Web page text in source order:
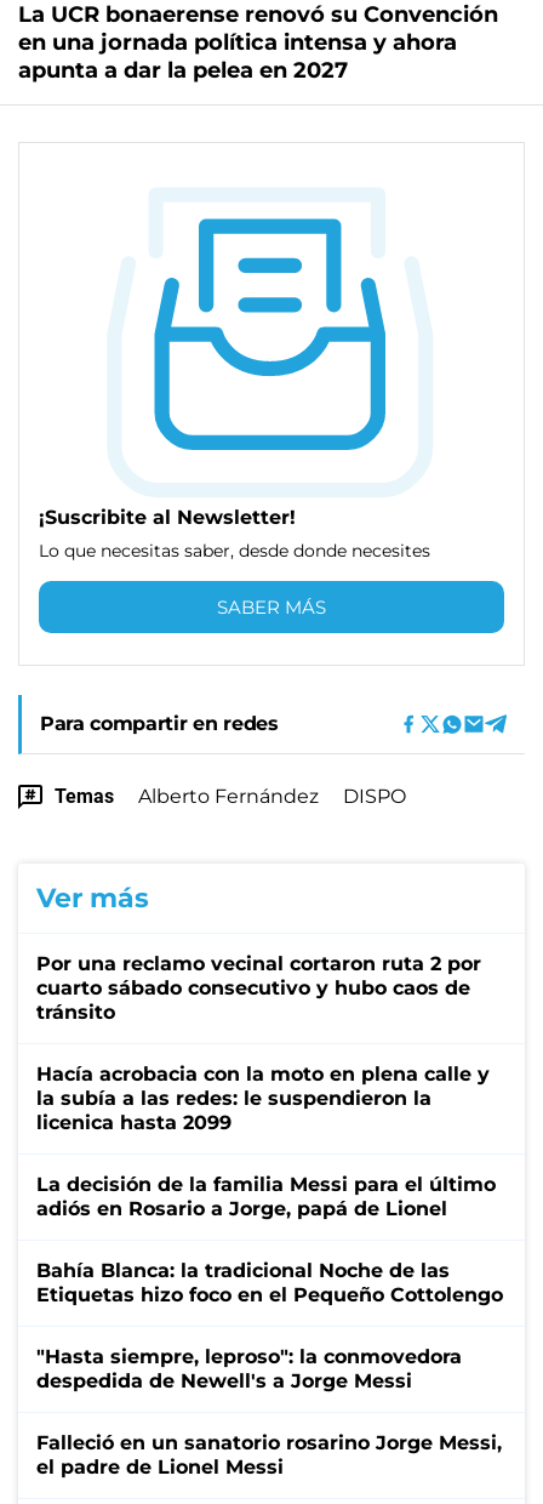
La UCR bonaerense renovó su Convención
en una jornada política intensa y ahora
apunta a dar la pelea en 2027
¡Suscribite al Newsletter!
Lo que necesitas saber, desde donde necesites
SABER MÁS
Para compartir en redes
Temas Alberto Fernández DISPO
Ver más
Por una reclamo vecinal cortaron ruta 2 por
cuarto sábado consecutivo y hubo caos de
tránsito
Hacía acrobacia con la moto en plena calle y
la subía a las redes: le suspendieron la
licenica hasta 2099
La decisión de la familia Messi para el último
adiós en Rosario a Jorge, papá de Lionel
Bahía Blanca: la tradicional Noche de las
Etiquetas hizo foco en el Pequeño Cottolengo
"Hasta siempre, leproso": la conmovedora
despedida de Newell's a Jorge Messi
Falleció en un sanatorio rosarino Jorge Messi,
el padre de Lionel Messi